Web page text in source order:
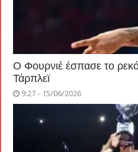
Ο Φουρνιέ έσπασε το
Τάρπλεϊ
9:27 - 15/06/2026